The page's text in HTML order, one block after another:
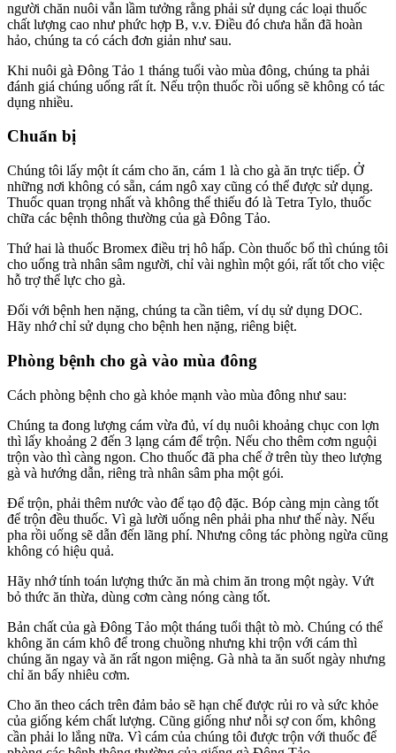
người chăn nuôi vẫn lầm tưởng rằng phải sử dụng các loại thuốc
chất lượng cao như phức hợp B, v.v. Điều đó chưa hẳn đã hoàn
hảo, chúng ta có cách đơn giản như sau.
Khi nuôi gà Đông Tảo 1 tháng tuổi vào mùa đông, chúng ta phải
đánh giá chúng uống rất ít. Nếu trộn thuốc rồi uống sẽ không có tác
dụng nhiều.
Chuẩn bị
Chúng tôi lấy một ít cám cho ăn, cám 1 là cho gà ăn trực tiếp. Ở
những nơi không có sẵn, cám ngô xay cũng có thể được sử dụng.
Thuốc quan trọng nhất và không thể thiếu đó là Tetra Tylo, thuốc
chữa các bệnh thông thường của gà Đông Tảo.
Thứ hai là thuốc Bromex điều trị hô hấp. Còn thuốc bổ thì chúng tôi
cho uống trà nhân sâm người, chỉ vài nghìn một gói, rất tốt cho việc
hỗ trợ thể lực cho gà.
Đối với bệnh hen nặng, chúng ta cần tiêm, ví dụ sử dụng DOC.
Hãy nhớ chỉ sử dụng cho bệnh hen nặng, riêng biệt.
Phòng bệnh cho gà vào mùa đông
Cách phòng bệnh cho gà khỏe mạnh vào mùa đông như sau:
Chúng ta đong lượng cám vừa đủ, ví dụ nuôi khoảng chục con lợn
thì lấy khoảng 2 đến 3 lạng cám để trộn. Nếu cho thêm cơm nguội
trộn vào thì càng ngon. Cho thuốc đã pha chế ở trên tùy theo lượng
gà và hướng dẫn, riêng trà nhân sâm pha một gói.
Để trộn, phải thêm nước vào để tạo độ đặc. Bóp càng mịn càng tốt
để trộn đều thuốc. Vì gà lười uống nên phải pha như thế này. Nếu
pha rồi uống sẽ dẫn đến lãng phí. Nhưng công tác phòng ngừa cũng
không có hiệu quả.
Hãy nhớ tính toán lượng thức ăn mà chim ăn trong một ngày. Vứt
bỏ thức ăn thừa, dùng cơm càng nóng càng tốt.
Bản chất của gà Đông Tảo một tháng tuổi thật tò mò. Chúng có thể
không ăn cám khô để trong chuồng nhưng khi trộn với cám thì
chúng ăn ngay và ăn rất ngon miệng. Gà nhà ta ăn suốt ngày nhưng
chỉ ăn bấy nhiêu cơm.
Cho ăn theo cách trên đảm bảo sẽ hạn chế được rủi ro và sức khỏe
của giống kém chất lượng. Cũng giống như nỗi sợ con ốm, không
cần phải lo lắng nữa. Vì cám của chúng tôi được trộn với thuốc để